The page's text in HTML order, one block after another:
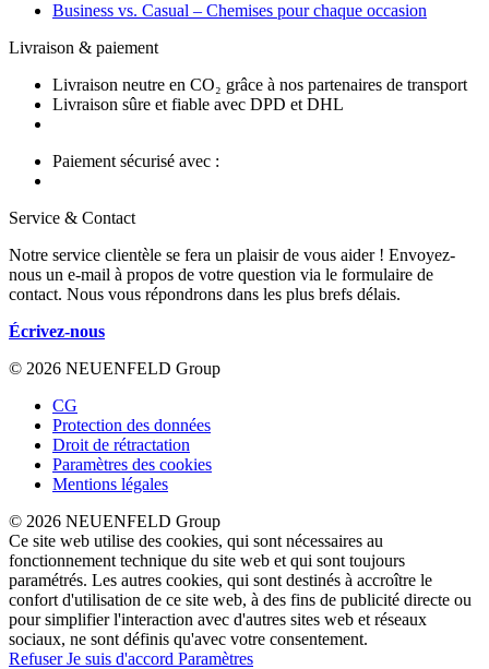
Business vs. Casual – Chemises pour chaque occasion
Livraison & paiement
Livraison neutre en CO₂ grâce à nos partenaires de transport
Livraison sûre et fiable avec DPD et DHL
Paiement sécurisé avec :
Service & Contact
Notre service clientèle se fera un plaisir de vous aider ! Envoyez-
nous un e-mail à propos de votre question via le formulaire de
contact. Nous vous répondrons dans les plus brefs délais.
Écrivez-nous
© 2026 NEUENFELD Group
CG
Protection des données
Droit de rétractation
Paramètres des cookies
Mentions légales
© 2026 NEUENFELD Group
Ce site web utilise des cookies, qui sont nécessaires au
fonctionnement technique du site web et qui sont toujours
paramétrés. Les autres cookies, qui sont destinés à accroître le
confort d'utilisation de ce site web, à des fins de publicité directe ou
pour simplifier l'interaction avec d'autres sites web et réseaux
sociaux, ne sont définis qu'avec votre consentement.
RefuserJe suis d'accord Paramètres